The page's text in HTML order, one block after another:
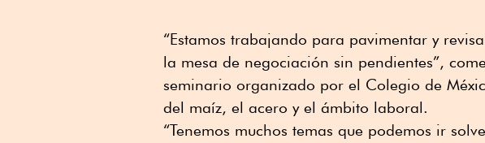
“Estamos trabajando para pavimentar y
la mesa de negociación sin pendientes”,
seminario organizado por el Colegio de
del maíz, el acero y el ámbito laboral.
“Tenemos muchos temas que podemos ir